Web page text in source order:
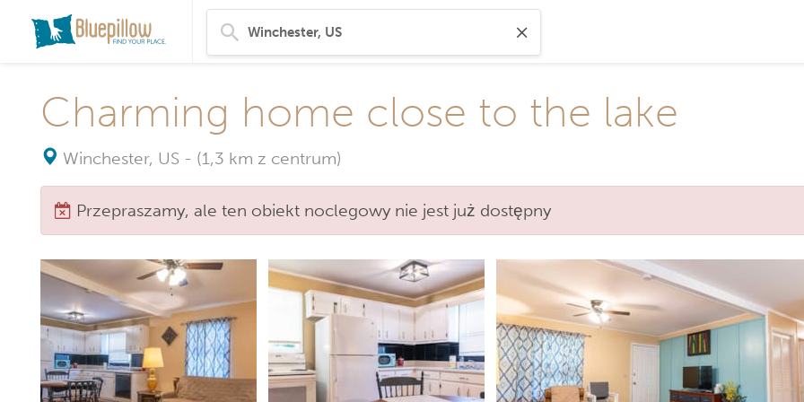
Charming home close to the lake
Winchester, US - (1,3 km z centrum)
Przepraszamy, ale ten obiekt noclegowy nie jest już dostępny